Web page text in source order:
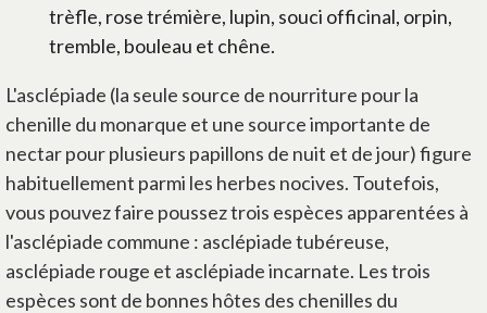
trèfle, rose trémière, lupin, souci officinal, orpin,
tremble, bouleau et chêne.
L'asclépiade (la seule source de nourriture pour la
chenille du monarque et une source importante de
nectar pour plusieurs papillons de nuit et de jour) figure
habituellement parmi les herbes nocives. Toutefois,
vous pouvez faire poussez trois espèces apparentées à
l'asclépiade commune : asclépiade tubéreuse,
asclépiade rouge et asclépiade incarnate. Les trois
espèces sont de bonnes hôtes des chenilles du